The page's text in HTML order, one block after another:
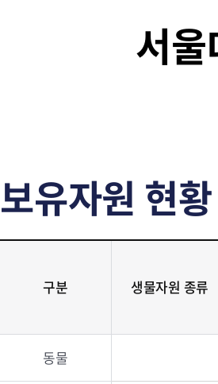
서
보유자원 현황
구분
생물자원 종류
동물